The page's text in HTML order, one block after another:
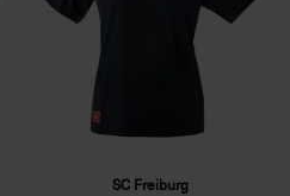
SC Freiburg